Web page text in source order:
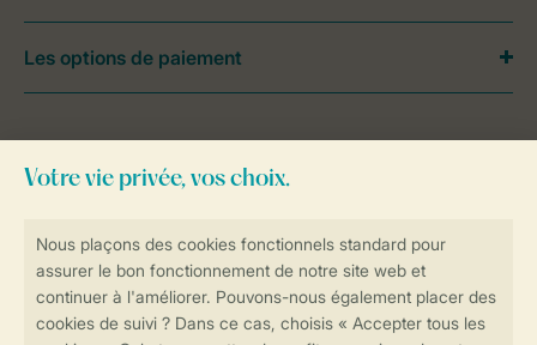
contactez notreContact Center.
Les options de paiement